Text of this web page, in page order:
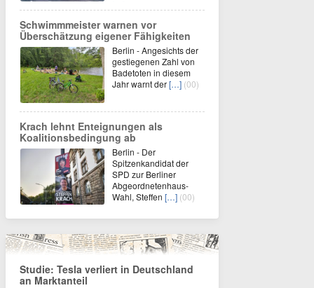
Schwimmmeister warnen vor
Überschätzung eigener Fähigkeiten
Berlin - Angesichts der
gestiegenen Zahl von
Badetoten in diesem
Jahr warnt der[…] (00)
Krach lehnt Enteignungen als
Koalitionsbedingung ab
Berlin - Der
Spitzenkandidat der
SPD zur Berliner
Abgeordnetenhaus-
Wahl, Steffen […] (00)
Studie: Tesla verliert in Deutschland
an Marktanteil